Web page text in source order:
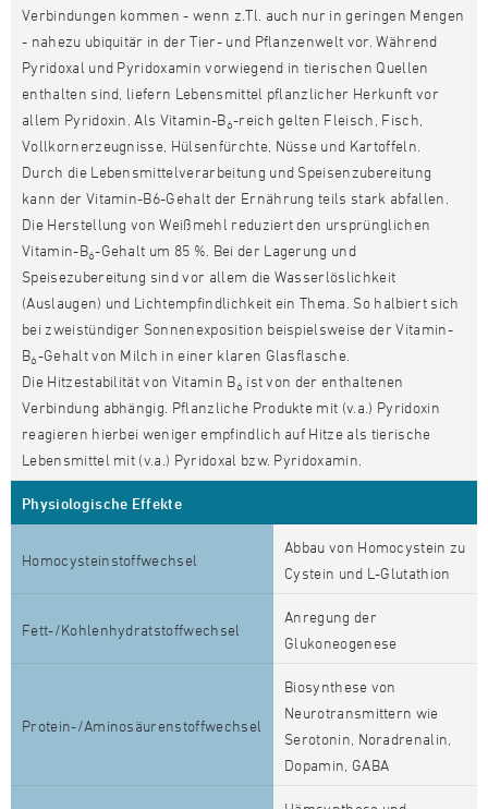
Verbindungen kommen - wenn z.Tl. auch nur in geringen Mengen
- nahezu ubiquitär in der Tier- und Pflanzenwelt vor. Während
Pyridoxal und Pyridoxamin vorwiegend in tierischen Quellen
enthalten sind, liefern Lebensmittel pflanzlicher Herkunft vor
allem Pyridoxin. Als Vitamin-B6-reich gelten Fleisch, Fisch,
Vollkornerzeugnisse, Hülsenfürchte, Nüsse und Kartoffeln.
Durch die Lebensmittelverarbeitung und Speisenzubereitung
kann der Vitamin-B6-Gehalt der Ernährung teils stark abfallen.
Die Herstellung von Weißmehl reduziert den ursprünglichen
Vitamin-B6-Gehalt um 85 %. Bei der Lagerung und
Speisezubereitung sind vor allem die Wasserlöslichkeit
(Auslaugen) und Lichtempfindlichkeit ein Thema. So halbiert sich
bei zweistündiger Sonnenexposition beispielsweise der Vitamin-
B6-Gehalt von Milch in einer klaren Glasflasche.
Die Hitzestabilität von Vitamin B6 ist von der enthaltenen
Verbindung abhängig. Pflanzliche Produkte mit (v.a.) Pyridoxin
reagieren hierbei weniger empfindlich auf Hitze als tierische
Lebensmittel mit (v.a.) Pyridoxal bzw. Pyridoxamin.
Physiologische Effekte
Homocysteinstoffwechsel
Abbau von Homocystein zu
Cystein und L-Glutathion
Fett-/Kohlenhydratstoffwechsel
Anregung der
Glukoneogenese
Protein-/Aminosäurenstoffwechsel
Biosynthese von
Neurotransmittern wie
Serotonin, Noradrenalin,
Dopamin, GABA